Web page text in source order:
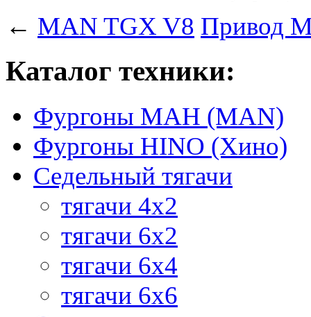
← MAN TGX V8 Привод
Каталог техники:
Фургоны МАН (MAN)
Фургоны HINO (Хино)
Седельный тягачи
тягачи 4х2
тягачи 6х2
тягачи 6х4
тягачи 6х6